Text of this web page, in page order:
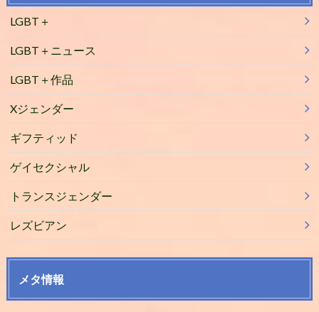
LGBT＋
LGBT＋ニュース
LGBT＋作品
Xジェンダー
ギフティッド
ゲイセクシャル
トランスジェンダー
レズビアン
メタ情報